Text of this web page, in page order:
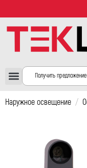
Получить предложение
Наружное освещение /